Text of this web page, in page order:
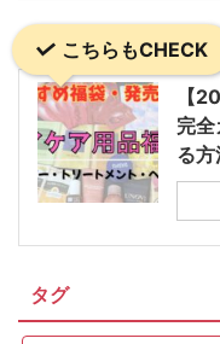
こちらもCHECK
【
完
る方
タグ